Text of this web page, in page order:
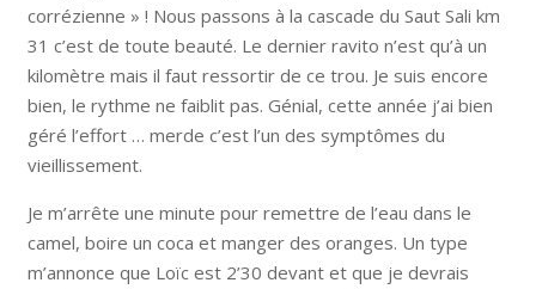
corrézienne » ! Nous passons à la cascade du Saut Sali km
31 c’est de toute beauté. Le dernier ravito n’est qu’à un
kilomètre mais il faut ressortir de ce trou. Je suis encore
bien, le rythme ne faiblit pas. Génial, cette année j’ai bien
géré l’effort … merde c’est l’un des symptômes du
vieillissement.
Je m’arrête une minute pour remettre de l’eau dans le
camel, boire un coca et manger des oranges. Un type
m’annonce que Loïc est 2’30 devant et que je devrais